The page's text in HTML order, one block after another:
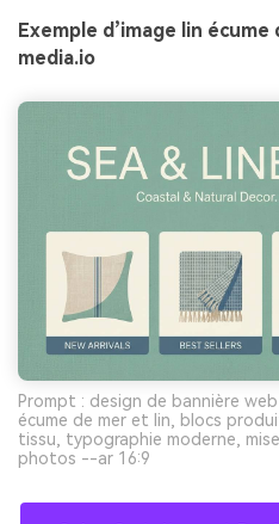
Exemple d’image lin
media.io
Prompt : design de bannière
écume de mer et lin, blocs
tissu, typographie moderne,
photos --ar 16:9